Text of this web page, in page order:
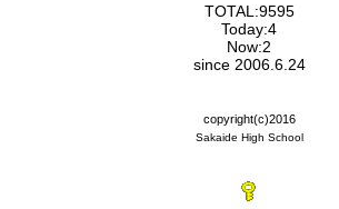
TOTAL:9595
Today:4
Now:2
since 2006.6.24
copyright(c)2016
Sakaide High School